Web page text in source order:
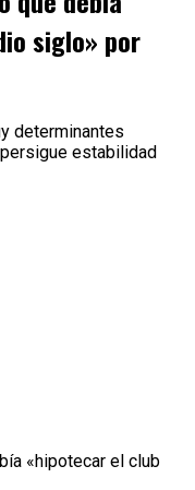
siglo» por
determinantes
estabilidad